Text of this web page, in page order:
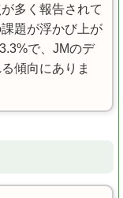
多く報告されて
題が浮かび上が
で、JMのデ
傾向にありま